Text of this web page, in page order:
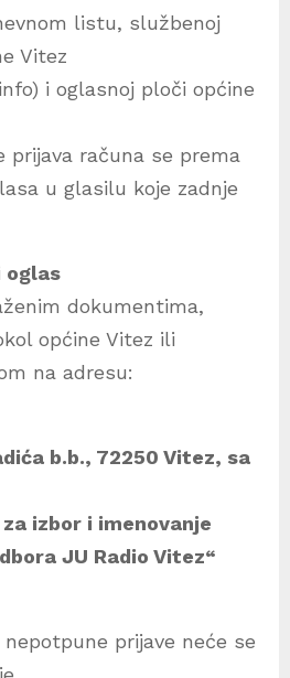
listu, službenoj
Vitez
i oglasnoj ploči općine
prijava računa se prema
u glasilu koje zadnje
oglas
dokumentima,
općine Vitez ili
na adresu:
b.b., 72250 Vitez, sa
izbor i imenovanje
JU Radio Vitez“
prijave neće se